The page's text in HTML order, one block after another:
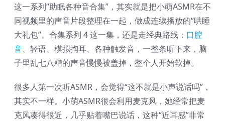
这一系列“助眠各种音合集”，其实就是把小萌ASMR在不
同视频里的声音片段整理在一起，做成连续播放的“哄睡
大礼包”。合集系列 4 这一集，还是走经典路线： 口腔
音、轻语、模拟掏耳、各种触发音，一整条听下来，脑
子里乱七八糟的声音慢慢被盖掉，整个人开始软掉。
很多人第一次听ASMR，会觉得“这不就是小声说话吗”，
其实不一样。小萌ASMR很会利用麦克风，她经常把麦
克风凑得很近，几乎贴着嘴巴说话，这种“近耳感”非常